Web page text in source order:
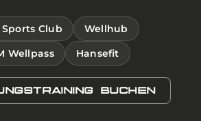
Club Wellhub
Wellpass Hansefit
BUCHEN